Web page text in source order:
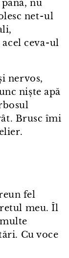
nu
net⁠-⁠ul
ceva⁠-⁠ul
nervos,
niște apă
Brusc îmi
fel
meu. Îl
Cu voce